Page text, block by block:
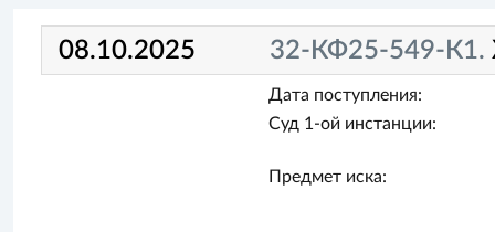
08.10.2025 32-КФ25-549-К1.
Дата поступления:
Суд 1-ой инстанции:
Предмет иска: